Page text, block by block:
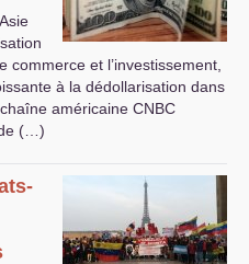
et l’investissement,
à la dédollarisation dans
américaine CNBC
(…)